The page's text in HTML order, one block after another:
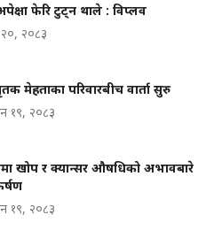
फेरि टुट्न थाले : विप्लव
२०८३
मेहताका परिवारबीच वार्ता सुरु
१९, २०८३
खोप र क्यान्सर औषधिको अभावबारे
१९, २०८३